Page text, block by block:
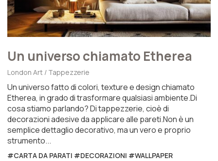
Un universo chiamato Etherea
London Art / Tappezzerie
Un universo fatto di colori, texture e design chiamato
Etherea, in grado di trasformare qualsiasi ambiente.Di
cosa stiamo parlando? Di tappezzerie, cioè di
decorazioni adesive da applicare alle pareti.Non è un
semplice dettaglio decorativo, ma un vero e proprio
strumento...
#CARTA DA PARATI #DECORAZIONI #WALLPAPER